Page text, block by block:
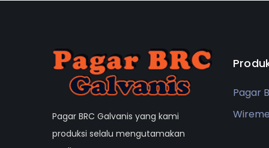
Pagar BRC Galvanis yang kami
produksi selalu mengutamakan
Pagar